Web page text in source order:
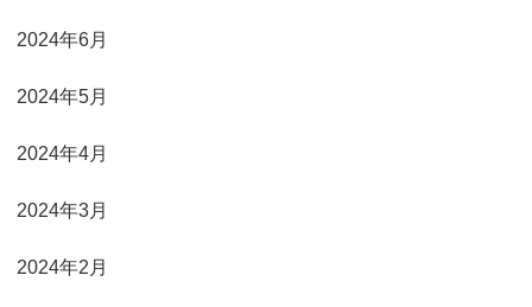
2024年6月
2024年5月
2024年4月
2024年3月
2024年2月